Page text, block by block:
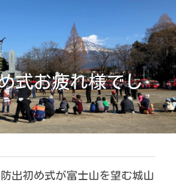
式お疲れ様でし
出初め式が富士山を望む城山